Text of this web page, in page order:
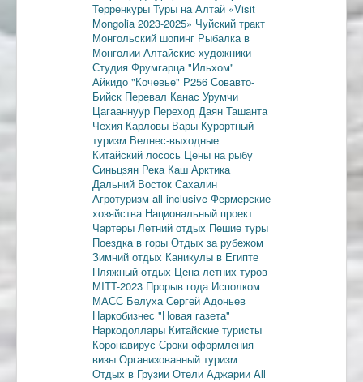
Терренкуры Туры на Алтай «Visit
Mongolia 2023-2025» Чуйский тракт
Монгольский шопинг Рыбалка в
Монголии Алтайские художники
Студия Фрумгарца "Ильхом"
Айкидо "Кочевье" Р256 Совавто-
Бийск Перевал Канас Урумчи
Цагааннуур Переход Даян Ташанта
Чехия Карловы Вары Курортный
туризм Велнес-выходные
Китайский лосось Цены на рыбу
Синьцзян Река Каш Арктика
Дальний Восток Сахалин
Агротуризм all inclusive Фермерские
хозяйства Национальный проект
Чартеры Летний отдых Пешие туры
Поездка в горы Отдых за рубежом
Зимний отдых Каникулы в Египте
Пляжный отдых Цена летних туров
MITT-2023 Прорыв года Исполком
МАСС Белуха Сергей Адоньев
Наркобизнес "Новая газета"
Наркодоллары Китайские туристы
Коронавирус Сроки оформления
визы Организованный туризм
Отдых в Грузии Отели Аджарии All